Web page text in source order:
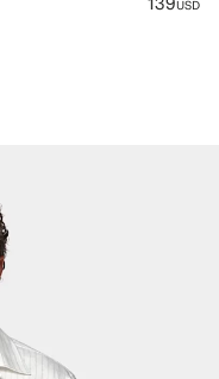
USD